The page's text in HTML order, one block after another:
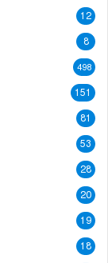
12
8
498
151
81
53
28
20
19
18